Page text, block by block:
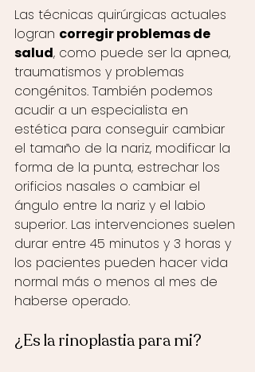
Las técnicas quirúrgicas actuales
logran corregir problemas de
salud, como puede ser la apnea,
traumatismos y problemas
congénitos. También podemos
acudir a un especialista en
estética para conseguir cambiar
el tamaño de la nariz, modificar la
forma de la punta, estrechar los
orificios nasales o cambiar el
ángulo entre la nariz y el labio
superior. Las intervenciones suelen
durar entre 45 minutos y 3 horas y
los pacientes pueden hacer vida
normal más o menos al mes de
haberse operado.
¿Es la rinoplastia para mi?